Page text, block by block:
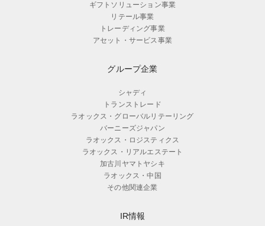
ギフトソリューション事業
リテール事業
トレーディング事業
アセット・サービス事業
グループ企業
シャディ
トランストレード
ラオックス・グローバルリテーリング
バーニーズジャパン
ラオックス・ロジスティクス
ラオックス・リアルエステート
加古川ヤマトヤシキ
ラオックス・中国
その他関連企業
IR情報